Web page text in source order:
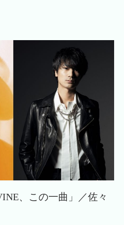
、この一曲」／佐々